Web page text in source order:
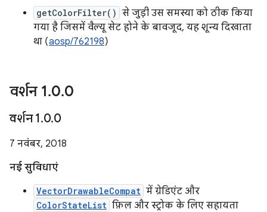
getColorFilter() से जुड़ी उस समस्या को ठीक किया
गया है जिसमें वैल्यू सेट होने के बावजूद, यह शून्य दिखाता
था (aosp/762198)
वर्शन 1.0.0
वर्शन 1.0.0
7 नवंबर, 2018
नई सुविधाएं
VectorDrawableCompat में ग्रेडिएंट और
ColorStateList फ़िल और स्ट्रोक के लिए सहायता